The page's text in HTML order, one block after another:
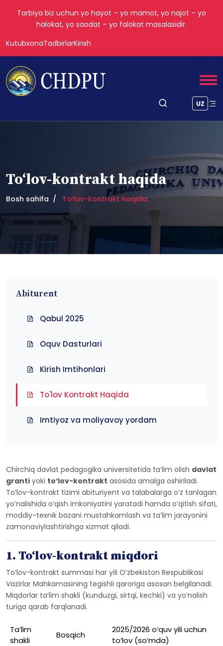
Tarbiya biz uchun yo hayot – yo mamot, yo najot – yo
halokat, yo saodat – yo falokat masalasidir.
KutubxonaTadbirlarKirish
UZ
To‘lov-kontrakt haqida
Bosh sahifa To‘lov-kontrakt haqida
Abiturent
Qabul 2025
Oquv Dasturlari
Kirish Imtihonlari
To'lov Kontrakt Haqida
Imtiyoz va moliyavoy yordam
Chirchiq davlat pedagogika universitetida ta’lim olish davlat
granti yoki to‘lov-kontrakt asosida amalga oshiriladi.
To‘lov-kontrakt tizimi abituriyent va talabalarga o‘z tanlagan
yo‘nalishida o‘qish imkoniyatini yaratadi hamda o‘qitish sifati,
moddiy-texnik bazani mustahkamlash va ta’lim jarayonini
zamonaviylashtirishga xizmat qiladi.
1. To‘lov-kontrakt miqdori
To‘lov-kontrakt summasi har yili O‘zbekiston Respublikasi
Vazirlar Mahkamasining tegishli qaroriga asosan belgilanadi.
Miqdorlar ta’lim shakli (kunduzgi, sirtqi, kechki) va yo‘nalish
turiga qarab farqlanadi.
Ta’lim
shakli
Bosqich
2025/2026 o‘quv yili uchun
to‘lov (so‘mda)